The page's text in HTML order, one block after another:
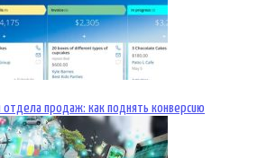
отдела продаж: как поднять конверсию